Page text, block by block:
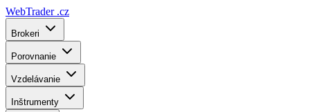
WebTrader .cz
Brokeri
Porovnanie
Vzdelávanie
Inštrumenty